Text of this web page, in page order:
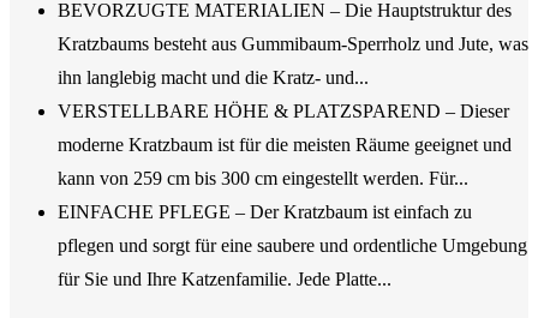
BEVORZUGTE MATERIALIEN – Die Hauptstruktur des
Kratzbaums besteht aus Gummibaum-Sperrholz und Jute, was
ihn langlebig macht und die Kratz- und...
VERSTELLBARE HÖHE & PLATZSPAREND – Dieser
moderne Kratzbaum ist für die meisten Räume geeignet und
kann von 259 cm bis 300 cm eingestellt werden. Für...
EINFACHE PFLEGE – Der Kratzbaum ist einfach zu
pflegen und sorgt für eine saubere und ordentliche Umgebung
für Sie und Ihre Katzenfamilie. Jede Platte...